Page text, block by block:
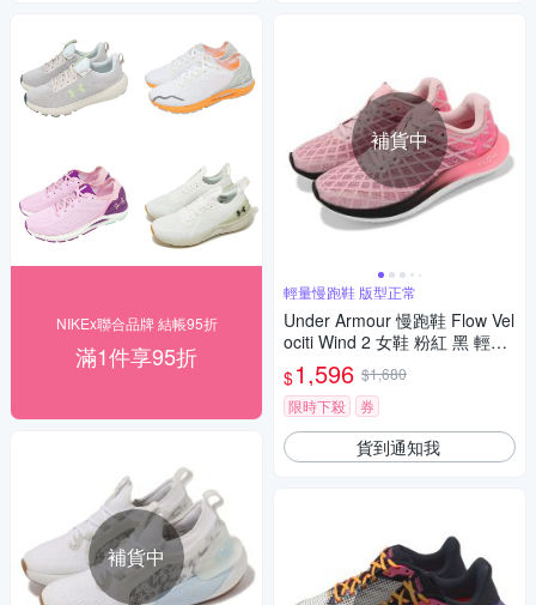
NIKEx聯合品牌 結帳95折
滿1件享95折
補貨中
補貨中
輕量慢跑鞋 版型正常
Under Armour 慢跑鞋 Flow Vel
ociti Wind 2 女鞋 粉紅 黑 輕量
漸層 緩震 運動鞋 UA 3024911
601
$1,596 $1,680
限時下殺
券
貨到通知我